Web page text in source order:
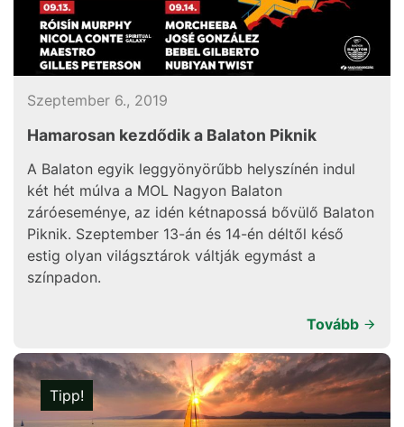
Szeptember 6., 2019
Hamarosan kezdődik a Balaton Piknik
A Balaton egyik leggyönyörűbb helyszínén indul
két hét múlva a MOL Nagyon Balaton
záróeseménye, az idén kétnapossá bővülő Balaton
Piknik. Szeptember 13-án és 14-én déltől késő
estig olyan világsztárok váltják egymást a
színpadon.
Tovább
Tipp!